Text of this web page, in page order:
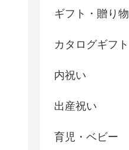
ギフト・贈り物
カタログギフト
内祝い
出産祝い
育児・ベビー